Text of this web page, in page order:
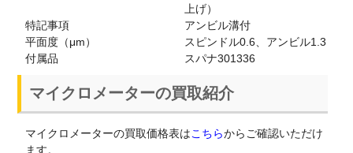
上げ）
特記事項
アンビル溝付
平面度（μm）
スピンドル0.6、アンビル1.3
付属品
スパナ301336
マイクロメーターの買取紹介
マイクロメーターの買取価格表はこちらからご確認いただけ
ます。